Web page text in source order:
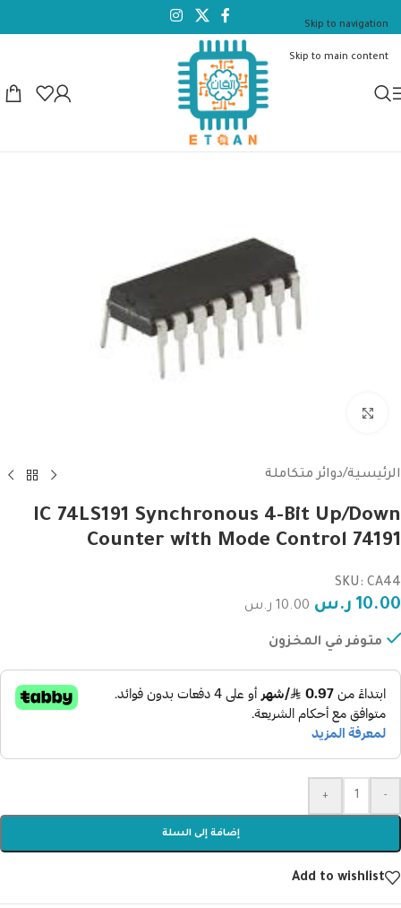
Skip to navigation
Skip to main content
الرئيسية/دوائر متكاملة
IC 74LS191 Synchronous 4-Bit Up/Down
Counter with Mode Control 74191
SKU: CA44
10.00 ر.س 10.00 ر.س
متوفر في المخزون
-
+
إضافة إلى السلة
Add to wishlist